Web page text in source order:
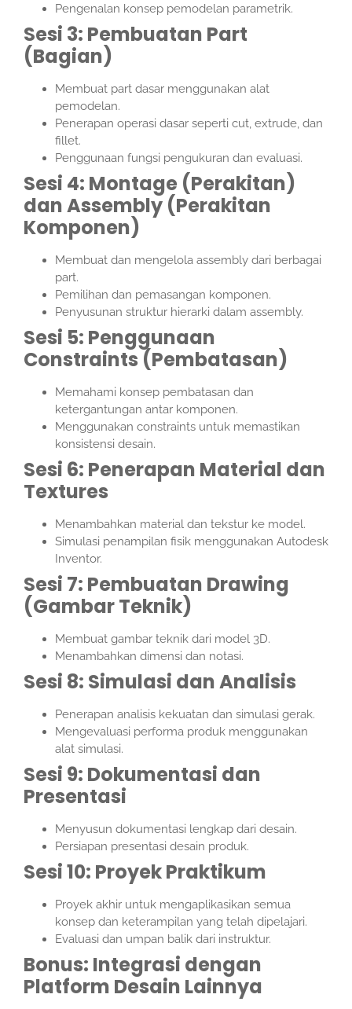
Pengenalan konsep pemodelan parametrik.
Sesi 3: Pembuatan Part
(Bagian)
Membuat part dasar menggunakan alat
pemodelan.
Penerapan operasi dasar seperti cut, extrude, dan
fillet.
Penggunaan fungsi pengukuran dan evaluasi.
Sesi 4: Montage (Perakitan)
dan Assembly (Perakitan
Komponen)
Membuat dan mengelola assembly dari berbagai
part.
Pemilihan dan pemasangan komponen.
Penyusunan struktur hierarki dalam assembly.
Sesi 5: Penggunaan
Constraints (Pembatasan)
Memahami konsep pembatasan dan
ketergantungan antar komponen.
Menggunakan constraints untuk memastikan
konsistensi desain.
Sesi 6: Penerapan Material dan
Textures
Menambahkan material dan tekstur ke model.
Simulasi penampilan fisik menggunakan Autodesk
Inventor.
Sesi 7: Pembuatan Drawing
(Gambar Teknik)
Membuat gambar teknik dari model 3D.
Menambahkan dimensi dan notasi.
Sesi 8: Simulasi dan Analisis
Penerapan analisis kekuatan dan simulasi gerak.
Mengevaluasi performa produk menggunakan
alat simulasi.
Sesi 9: Dokumentasi dan
Presentasi
Menyusun dokumentasi lengkap dari desain.
Persiapan presentasi desain produk.
Sesi 10: Proyek Praktikum
Proyek akhir untuk mengaplikasikan semua
konsep dan keterampilan yang telah dipelajari.
Evaluasi dan umpan balik dari instruktur.
Bonus: Integrasi dengan
Platform Desain Lainnya